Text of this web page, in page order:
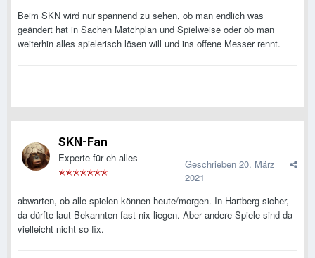
Beim SKN wird nur spannend zu sehen, ob man endlich was
geändert hat in Sachen Matchplan und Spielweise oder ob man
weiterhin alles spielerisch lösen will und ins offene Messer rennt.
SKN-Fan
Experte für eh alles Geschrieben 20. März
2021
abwarten, ob alle spielen können heute/morgen. In Hartberg sicher,
da dürfte laut Bekannten fast nix liegen. Aber andere Spiele sind da
vielleicht nicht so fix.